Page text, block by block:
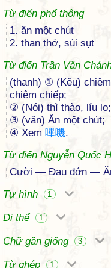
Từ điển phổ thông
1. ăn một chút
2. than thở, sùi sụt
Từ điển Trần Văn
(thanh) ① (Kêu)
chiêm chiếp;
② (Nói) thì thào, líu lo;
③ (văn) Ăn một chút;
④ Xem 嗶嘰.
Từ điển Nguyễn Quốc
Cười — Đau đớn —
Tự hình
1
Dị thể 1
Chữ gần giống 3
Từ ghép 1